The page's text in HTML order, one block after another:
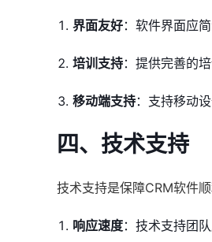
界面友好：软件界面应
培训支持：提供完善的
移动端支持：支持移动
四、技术支持
技术支持是保障CRM软件
响应速度：技术支持团